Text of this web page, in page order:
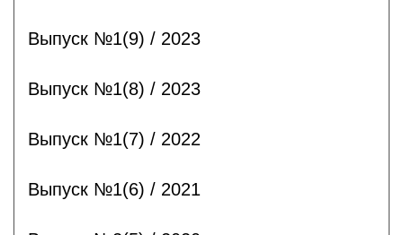
Выпуск №1(9) / 2023
Выпуск №1(8) / 2023
Выпуск №1(7) / 2022
Выпуск №1(6) / 2021